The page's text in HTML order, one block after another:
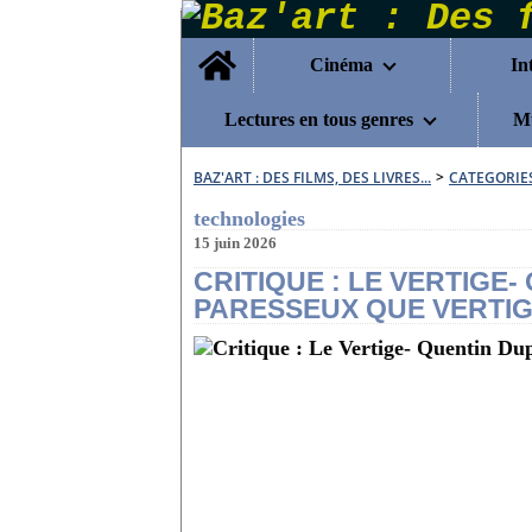
Home
Cinéma
Lectures en tous genres
BAZ'ART : DES FILMS, DES LIVRES... >
technologies
15 juin 2026
CRITIQUE : LE VERTIGE-
PARESSEUX QUE